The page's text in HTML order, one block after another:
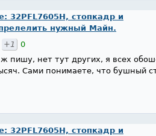
32PFL7605H, стопкадр и
нужный Майн.
+1
0
пишу, нет тут других, я всех
Сами понимаете, что бушный
32PFL7605H, стопкадр и